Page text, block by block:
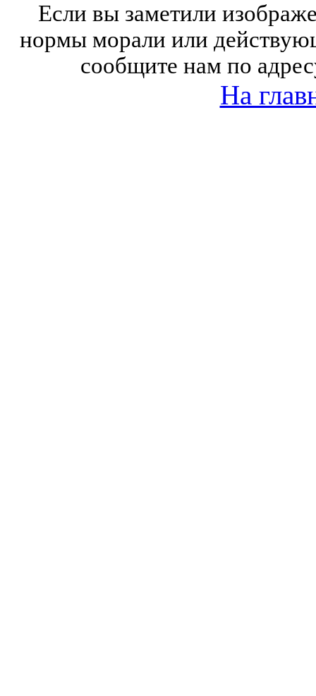
Если вы заметили
нормы морали или
сообщите нам по
На